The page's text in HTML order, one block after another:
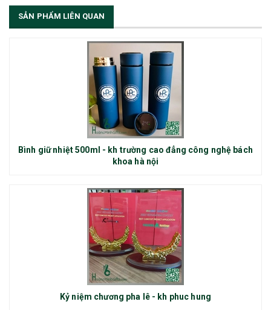
SẢN PHẨM LIÊN QUAN
Bình giữ nhiệt 500ml - kh trường cao đẳng công nghệ bách
khoa hà nội
Kỷ niệm chương pha lê - kh phuc hung